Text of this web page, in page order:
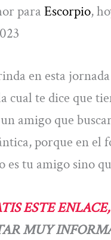
para Escorpio,
en esta
cual te dice que
amigo que
porque en el
es tu amigo sino
ESTE ENLACE,
MUY